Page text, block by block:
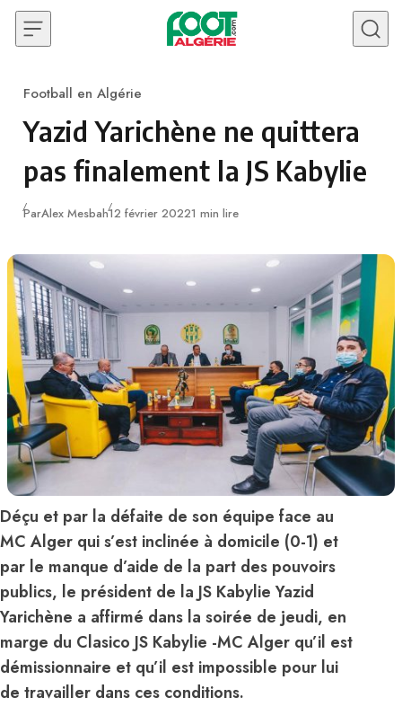
Skip to content
Category
Football en Algérie
Yazid Yarichène ne quittera
pas finalement la JS Kabylie
ParAlex MesbahPublié
12 février 20221 min lire
Déçu et par la défaite de son équipe face au
MC Alger qui s’est inclinée à domicile (0-1) et
par le manque d’aide de la part des pouvoirs
publics, le président de la JS Kabylie Yazid
Yarichène a affirmé dans la soirée de jeudi, en
marge du Clasico JS Kabylie -MC Alger qu’il est
démissionnaire et qu’il est impossible pour lui
de travailler dans ces conditions.